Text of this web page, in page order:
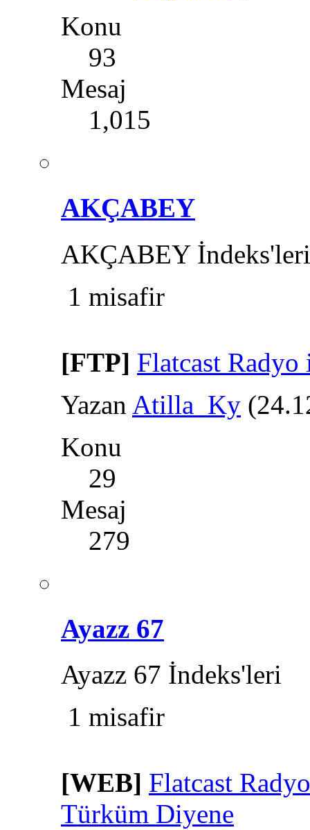
Konu
93
Mesaj
1,015
AKÇABEY
AKÇABEY İndeks'leri
1 misafir
[FTP] Flatcast
Yazan Atilla_Ky
Konu
29
Mesaj
279
Ayazz 67
Ayazz 67 İndeks'leri
1 misafir
[WEB] Flatcast
Türküm Diyene